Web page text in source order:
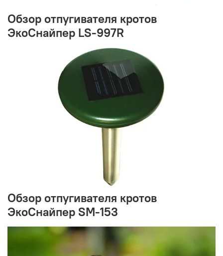
Обзор отпугивателя кротов
ЭкоСнайпер LS-997R
Обзор отпугивателя кротов
ЭкоСнайпер SM-153